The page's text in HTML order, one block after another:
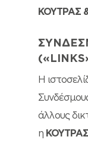
ΚΟΥΤΡΑΣ
Η
άλλους
η